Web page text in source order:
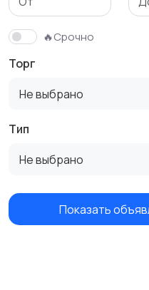
🔥Срочно
Торг
Не выбрано
Тип
Не выбрано
Показать